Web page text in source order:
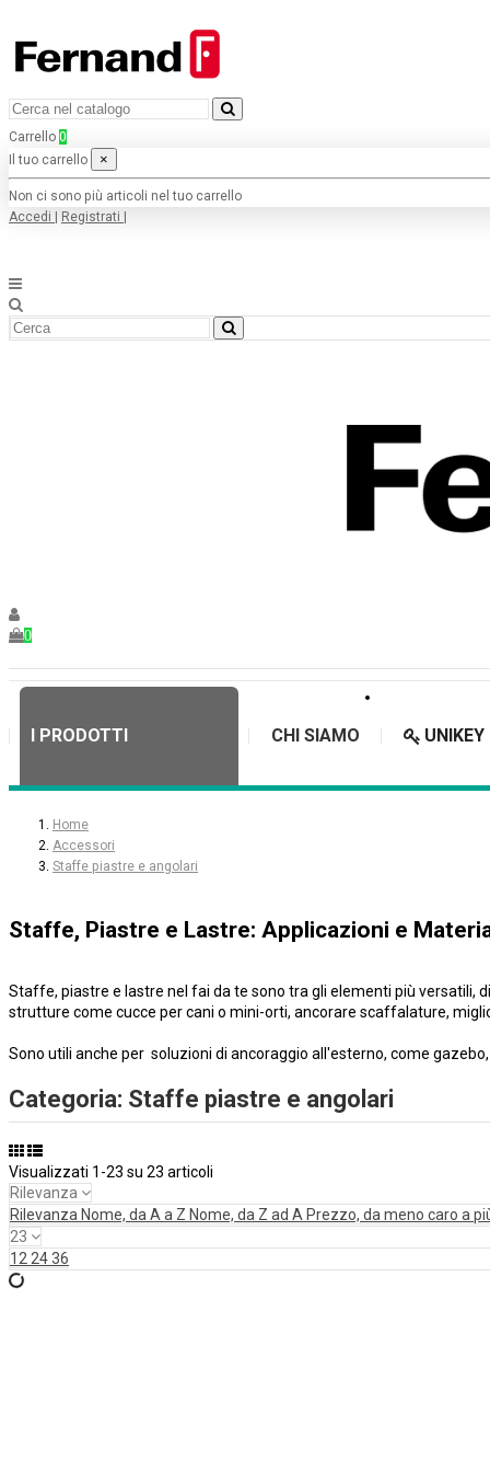
Carrello 0
Il tuo carrello
×
Non ci sono più articoli nel tuo carrello
Accedi
Registrati
0
I PRODOTTI CHI SIAMO UNIKEY
Home
Accessori
Staffe piastre e angolari
Staffe, Piastre e Lastre: Applicazioni e
Staffe, piastre e lastre nel fai da te sono tra gli elementi più
strutture come cucce per cani o mini-orti, ancorare scaffalature,
Sono utili anche per soluzioni di ancoraggio all'esterno, come
Categoria: Staffe piastre e angolari
Visualizzati 1-23 su 23 articoli
Rilevanza
Rilevanza Nome, da A a Z Nome, da Z ad A Prezzo, da meno caro a
23
122436